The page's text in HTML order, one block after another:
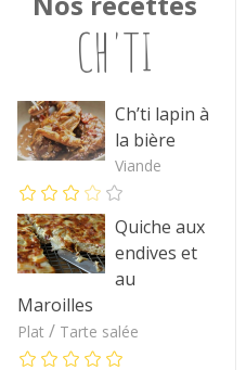
CH'TI
Ch’ti lapin à
la bière
Viande
Quiche aux
endives et
au
Maroilles
Plat / Tarte salée